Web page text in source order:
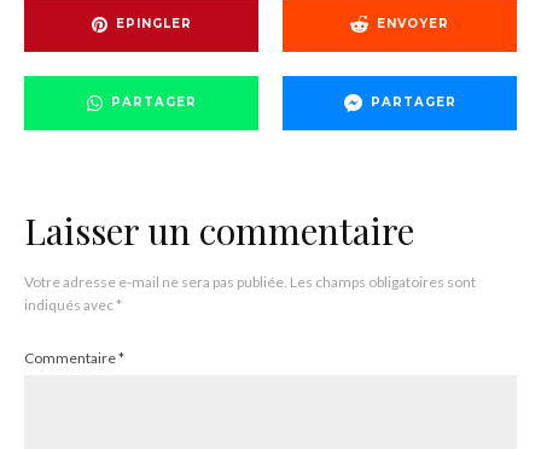
EPINGLER ENVOYER
PARTAGER PARTAGER
Laisser un commentaire
Votre adresse e-mail ne sera pas publiée. Les champs obligatoires sont
indiqués avec*
Commentaire*